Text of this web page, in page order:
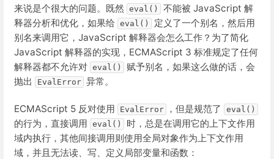
来说是个很大的问题。既然 eval()
不能被 JavaScript 解
释器分析和优化，如果给 eval()
定义了一个别名，然后用
别名来调用它，JavaScript 解释器会怎么工作？为了简化
JavaScript 解释器的实现，ECMAScript 3 标准规定了任何
解释器都不允许对 eval()
赋予别名，如果这么做的话，会
抛出
EvalError 异常。
ECMAScript 5 反对使用 EvalError ，但是规范了 eval()
的行为，直接调用 eval()
时，总是在调用它的上下文作用
域内执行，其他间接调用则使用全局对象作为上下文作用
域，并且无法读、写、定义局部变量和函数：